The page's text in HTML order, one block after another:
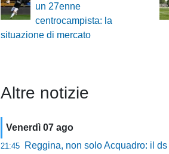
un 27enne
centrocampista: la
situazione di mercato
Altre notizie
Venerdì 07 ago
21:45 Reggina, non solo Acquadro: il ds Romairone